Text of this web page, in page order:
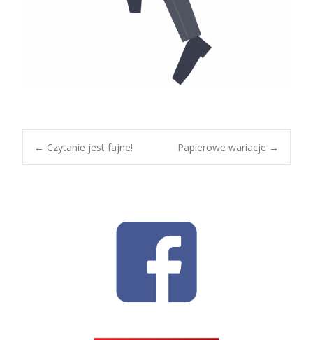
Post
← Czytanie jest fajne! Papierowe wariacje →